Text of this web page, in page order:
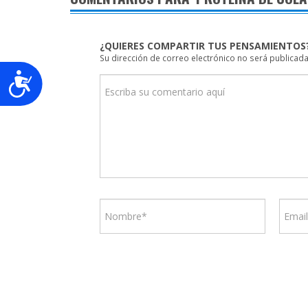
Accesibilidad
¿QUIERES COMPARTIR TUS
Su dirección de correo electrónico no será